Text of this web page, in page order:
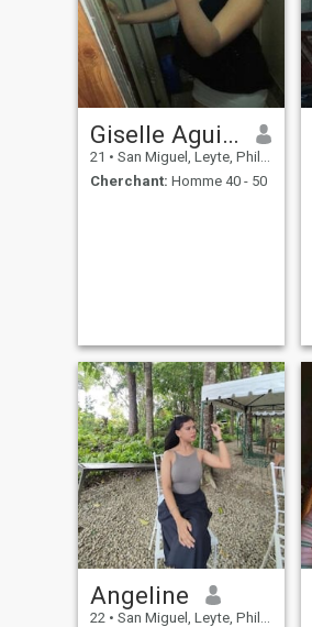
Giselle Aguilar
21 • San Miguel, Leyte, Philippines
Cherchant: Homme 40 - 50
Angeline
22 • San Miguel, Leyte, Philippines